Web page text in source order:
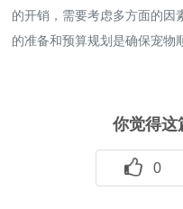
的开销，需要考虑多方面的因
的准备和预算规划是确保宠物
你觉得这
0